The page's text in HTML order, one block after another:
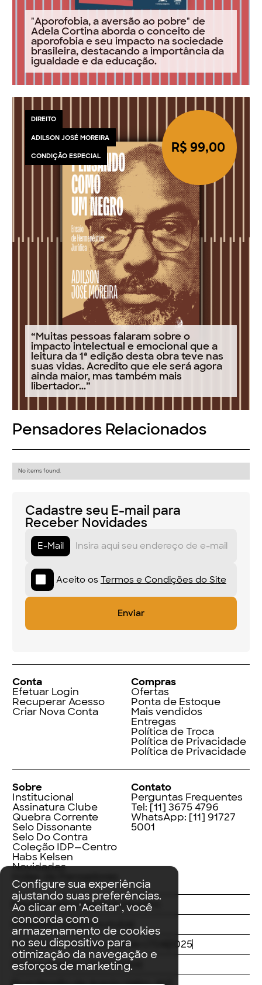
Configure sua experiência
ajustando suas preferências.
Ao clicar em 'Aceitar', você
concorda com o
armazenamento de cookies
no seu dispositivo para
otimização da navegação e
esforços de marketing.
"Aporofobia, a aversão ao pobre" de
Adela Cortina aborda o conceito de
aporofobia e seu impacto na sociedade
brasileira, destacando a importância da
igualdade e da educação.
DIREITO
ADILSON JOSÉ MOREIRA
CONDIÇÃO ESPECIAL R$ 99,00
“Muitas pessoas falaram sobre o
impacto intelectual e emocional que a
leitura da 1ª edição desta obra teve nas
suas vidas. Acredito que ele será agora
ainda maior, mas também mais
libertador...”
Pensadores Relacionados
No items found.
Cadastre seu E-mail para
Receber Novidades
E-Mail
Aceito os Termos e Condições do Site
Conta
Efetuar Login
Recuperar Acesso
Criar Nova Conta
Compras
Ofertas
Ponta de Estoque
Mais vendidos
Entregas
Política de Troca
Política de Privacidade
Política de Privacidade
Sobre
Institucional
Assinatura Clube
Quebra Corrente
Selo Dissonante
Selo Do Contra
Coleção IDP—Centro
Habs Kelsen
Novidades
Index de Pensadores
Contato
Perguntas Frequentes
Tel: [11] 3675 4796
WhatsApp: [11] 91727
5001
FacebookInstagramLinkedIn
ThreadsTwitterYoutube
© Editora Contracorrente LTDA
2025
Todos direitos reservados